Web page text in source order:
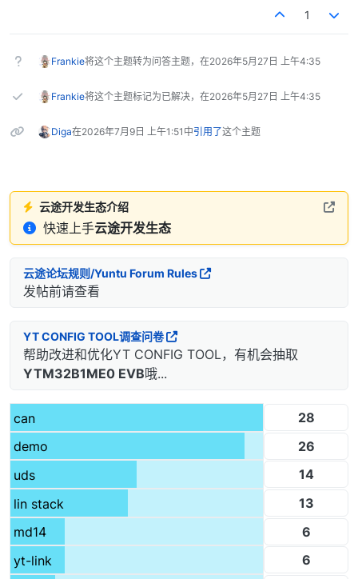
1
Frankie将这个主题转为问答主题，在2026年5月27日 上午4:35
Frankie将这个主题标记为已解决，在2026年5月27日 上午4:35
Diga在2026年7月9日 上午1:51 中引用了这个主题
云途开发生态介绍
快速上手云途开发生态
云途论坛规则/Yuntu Forum Rules
发帖前请查看
YT CONFIG TOOL调查问卷
帮助改进和优化YT CONFIG TOOL，有机会抽取
YTM32B1ME0 EVB哦...
can
28
demo
26
uds
14
lin stack
13
md14
6
yt-link
6